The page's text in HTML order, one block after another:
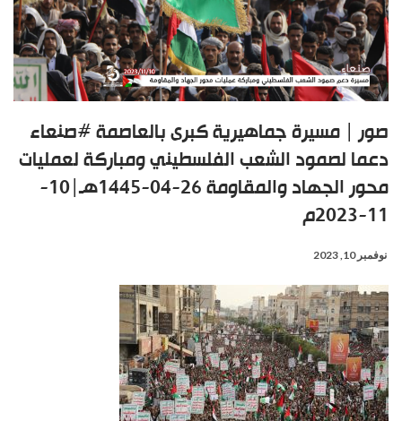
صور | مسيرة جماهيرية كبرى بالعاصمة #صنعاء
دعما لصمود الشعب الفلسطيني ومباركة لعمليات
محور الجهاد والمقاومة 26-04-1445هـ|10-
11-2023م
نوفمبر 10, 2023